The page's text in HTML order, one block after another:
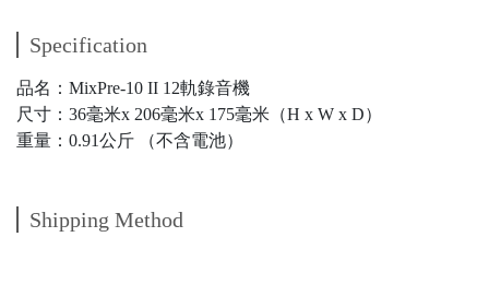
Specification
品名：MixPre-10 II 12軌錄音機
尺寸：36毫米x 206毫米x 175毫米（H x W x D）
重量：0.91公斤 （不含電池）
Shipping Method